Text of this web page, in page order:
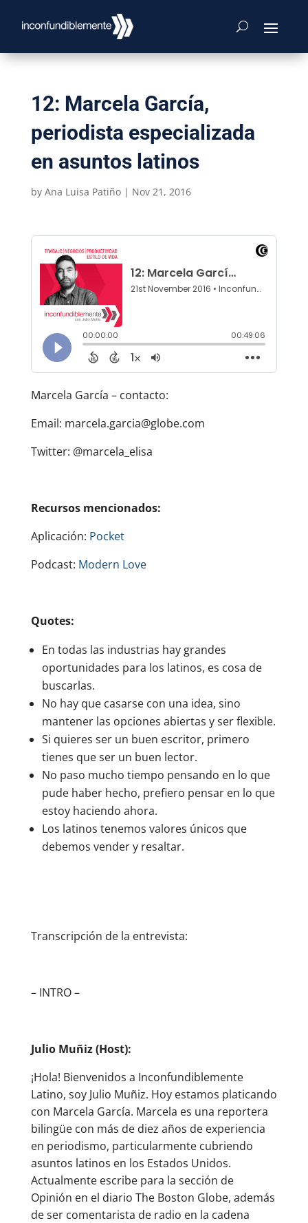
12: Marcela García,
periodista especializada
en asuntos latinos
by Ana Luisa Patiño| Nov 21, 2016
Marcela García – contacto:
Email: marcela.garcia@globe.com
Twitter: @marcela_elisa
Recursos mencionados:
Aplicación: Pocket
Podcast: Modern Love
Quotes:
En todas las industrias hay grandes
oportunidades para los latinos, es cosa de
buscarlas.
No hay que casarse con una idea, sino
mantener las opciones abiertas y ser flexible.
Si quieres ser un buen escritor, primero
tienes que ser un buen lector.
No paso mucho tiempo pensando en lo que
pude haber hecho, prefiero pensar en lo que
estoy haciendo ahora.
Los latinos tenemos valores únicos que
debemos vender y resaltar.
Transcripción de la entrevista:
– INTRO –
Julio Muñiz (Host):
¡Hola! Bienvenidos a Inconfundiblemente
Latino, soy Julio Muñiz. Hoy estamos platicando
con Marcela García. Marcela es una reportera
bilingüe con más de diez años de experiencia
en periodismo, particularmente cubriendo
asuntos latinos en los Estados Unidos.
Actualmente escribe para la sección de
Opinión en el diario The Boston Globe, además
de ser comentarista de radio en la cadena